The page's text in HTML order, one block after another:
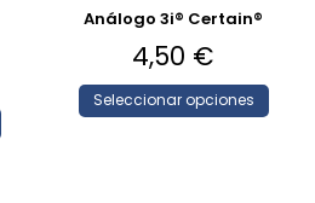
Análogo 3i® Certain®
4,50 €
Seleccionar opciones